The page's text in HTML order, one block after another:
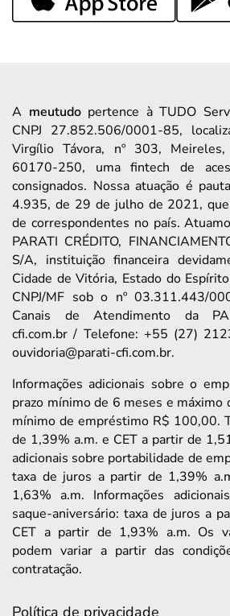
A meutudopertence à TUDO
CNPJ 27.852.506/0001-85,
Virgílio Távora, nº 303, Meireles,
60170-250, uma fintech de
consignados. Nossa atuação é
4.935, de 29 de julho de 2021, que
de correspondentes no país.
PARATI CRÉDITO,
S/A, instituição financeira
Cidade de Vitória, Estado do
CNPJ/MF sob o nº 03.311.443/
Canais de Atendimento da
cfi.com.br / Telefone: +55 (27)
ouvidoria@parati-cfi.com.br.
Informações adicionais sobre o
prazo mínimo de 6 meses e máximo
mínimo de empréstimo R$ 100,00.
de 1,39% a.m. e CET a partir de
adicionais sobre portabilidade de
taxa de juros a partir de 1,39%
1,63% a.m. Informações
saque-aniversário: taxa de juros a
CET a partir de 1,93% a.m. Os
podem variar a partir das
contratação.
Política de privacidade